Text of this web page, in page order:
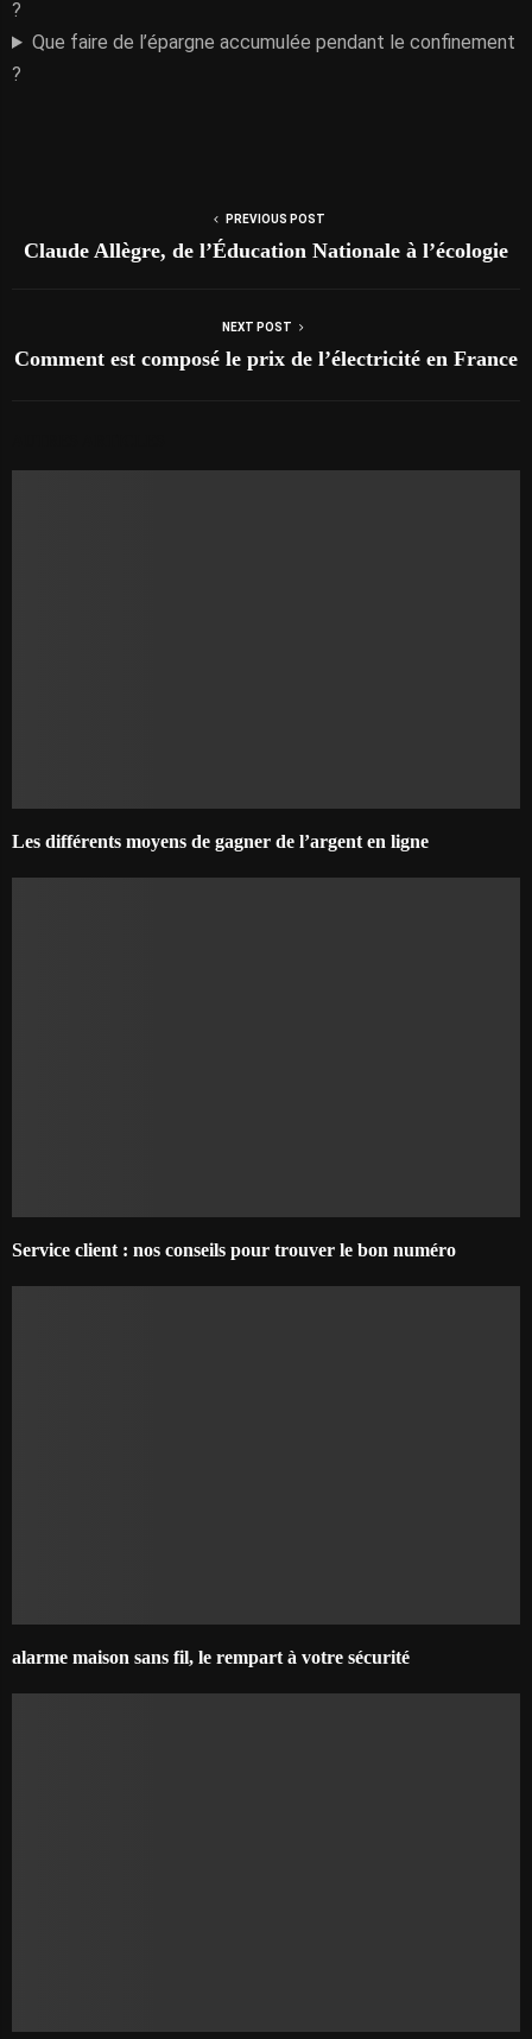
?
Que faire de l’épargne accumulée pendant le confinement
?
PREVIOUS POST
Claude Allègre, de l’Éducation Nationale à l’écologie
NEXT POST
Comment est composé le prix de l’électricité en France
Les différents moyens de gagner de l’argent en ligne
Service client : nos conseils pour trouver le bon numéro
alarme maison sans fil, le rempart à votre sécurité